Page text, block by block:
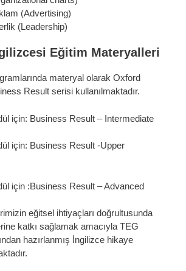
(Advertising)
(Leadership)
Eğitim Materyalleri
materyal olarak Oxford
Result serisi kullanılmaktadır.
için: Business Result – Intermediate
için: Business Result -Upper
için :Business Result – Advanced
eğitsel ihtiyaçları doğrultusunda
katkı sağlamak amacıyla TEG
hazırlanmış İngilizce hikaye